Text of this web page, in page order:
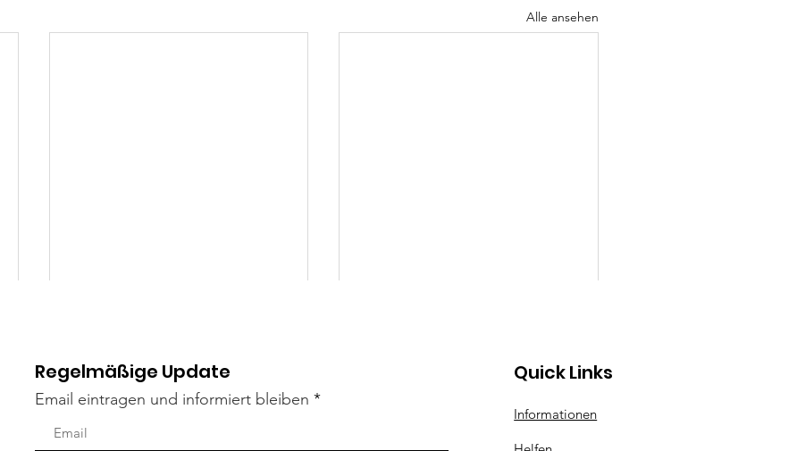
Alle ansehen
Mäxle
Regelmäßige Update
Email eintragen und informiert bleiben
Quick Links
Informationen